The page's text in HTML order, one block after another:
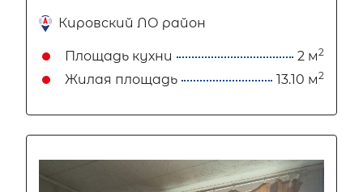
Кировский ЛО район
Площадь кухни 2 м2
Жилая площадь 13.10 м2